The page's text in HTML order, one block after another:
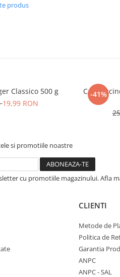
produs
Classico 500 g
19,99 RON
-41%
si promotiile noastre
cu promotiile magazinului. Afla
CLIENTI
Metode de
Politica de
Garantia
ANPC
ANPC - SAL